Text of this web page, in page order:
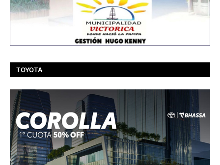
TOYOTA